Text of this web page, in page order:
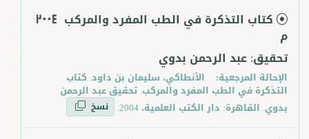
كتاب التذكرة في الطب المفرد والمركب 2004
م
تحقيق: عبد الرحمن بدوي
الإحالة المرجعية: الأنطاكي، سليمان بن داود. كتاب
التذكرة في الطب المفرد والمركب. تحقيق عبد الرحمن
بدوي. القاهرة: دار الكتب العلمية، 2004.
نسخ